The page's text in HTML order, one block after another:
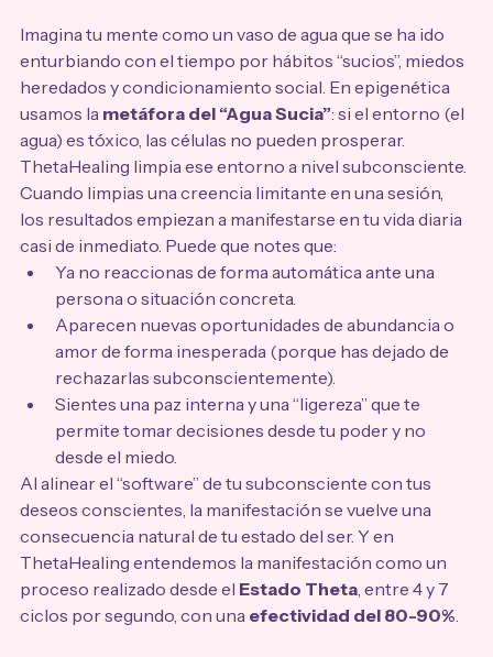
Imagina tu mente como un vaso de agua que se ha ido
enturbiando con el tiempo por hábitos “sucios”, miedos
heredados y condicionamiento social. En epigenética
usamos la metáfora del “Agua Sucia”: si el entorno (el
agua) es tóxico, las células no pueden prosperar.
ThetaHealing limpia ese entorno a nivel subconsciente.
Cuando limpias una creencia limitante en una sesión,
los resultados empiezan a manifestarse en tu vida diaria
casi de inmediato. Puede que notes que:
Ya no reaccionas de forma automática ante una
persona o situación concreta.
Aparecen nuevas oportunidades de abundancia o
amor de forma inesperada (porque has dejado de
rechazarlas subconscientemente).
Sientes una paz interna y una “ligereza” que te
permite tomar decisiones desde tu poder y no
desde el miedo.
Al alinear el “software” de tu subconsciente con tus
deseos conscientes, la manifestación se vuelve una
consecuencia natural de tu estado del ser. Y en
ThetaHealing entendemos la manifestación como un
proceso realizado desde el Estado Theta, entre 4 y 7
ciclos por segundo, con una efectividad del 80-90%.